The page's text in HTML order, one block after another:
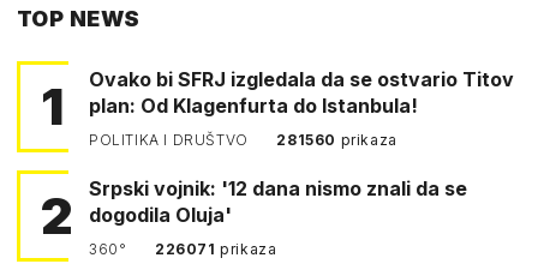
TOP NEWS
1
Ovako bi SFRJ izgledala da se ostvario Titov
plan: Od Klagenfurta do Istanbula!
POLITIKA I DRUŠTVO 281560 prikaza
2
Srpski vojnik: '12 dana nismo znali da se
dogodila Oluja'
360° 226071prikaza